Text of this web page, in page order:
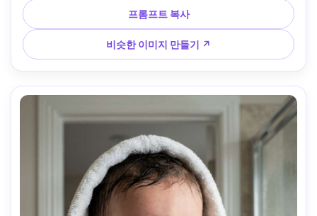
물 프레임, 부드러운 렌즈 플레어, 따뜻한 영화 그레이딩, 사실
적인 코트 원단과 자연스러운 그림자, 감상적인 가족 외출 느
낌 --ar 4:5
프롬프트 복사
비슷한 이미지 만들기 ↗